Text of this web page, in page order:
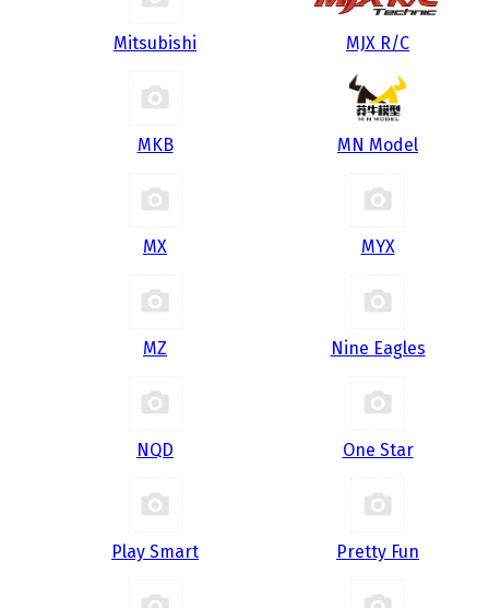
Mitsubishi MJX R/C
MKB MN Model
MX MYX
MZ Nine Eagles
NQD One Star
Play Smart Pretty Fun